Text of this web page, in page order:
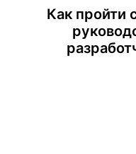
Как пройти